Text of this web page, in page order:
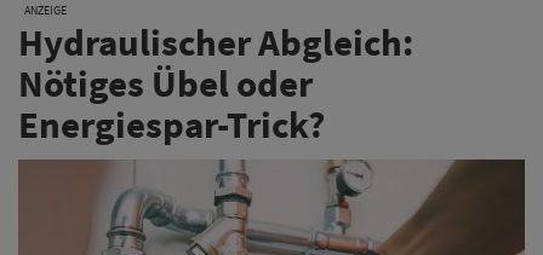
ANZEIGE
Hydraulischer Abgleich:
Nötiges Übel oder
Energiespar-Trick?